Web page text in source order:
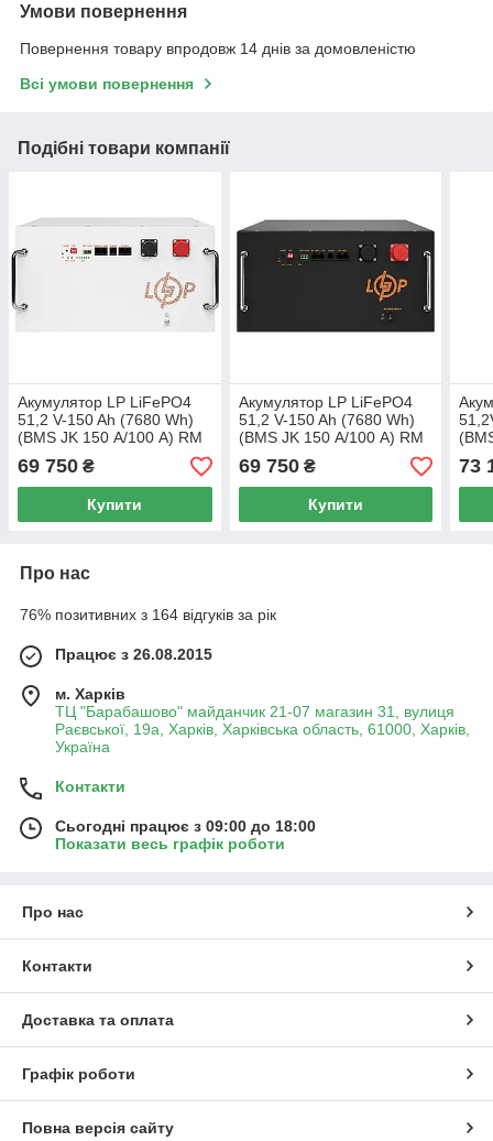
Умови повернення
Повернення товару впродовж 14 днів за домовленістю
Всі умови повернення
Подібні товари компанії
Акумулятор LP LiFePO4
51,2 V-150 Ah (7680 Wh)
(BMS JK 150 А/100 А) RM
RS485/CAN WH
69 750 ₴
Купити
Акумулятор LP LiFePO4
51,2 V-150 Ah (7680 Wh)
(BMS JK 150 А/100 А) RM
RS485/CAN BL
69 750₴
Купити
73
Про нас
76% позитивних з 164 відгуків за рік
Працює з 26.08.2015
м. Харків
ТЦ "Барабашово" майданчик 21-07 магазин 31, вулиця
Раєвської, 19а, Харків, Харківська область, 61000, Харків,
Україна
Контакти
Сьогодні працює з 09:00 до 18:00
Показати весь графік роботи
Про нас
Контакти
Доставка та оплата
Графік роботи
Повна версія сайту